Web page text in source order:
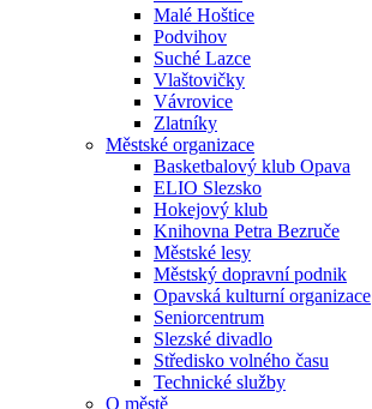
Malé Hoštice
Podvihov
Suché Lazce
Vlaštovičky
Vávrovice
Zlatníky
Městské organizace
Basketbalový klub Opava
ELIO Slezsko
Hokejový klub
Knihovna Petra Bezruče
Městské lesy
Městský dopravní podnik
Opavská kulturní organizace
Seniorcentrum
Slezské divadlo
Středisko volného času
Technické služby
O městě